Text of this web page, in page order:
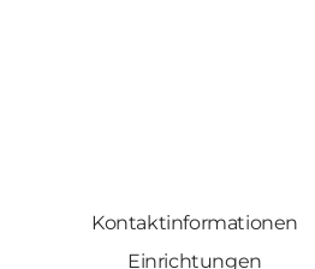
Kontaktinformationen
Einrichtungen